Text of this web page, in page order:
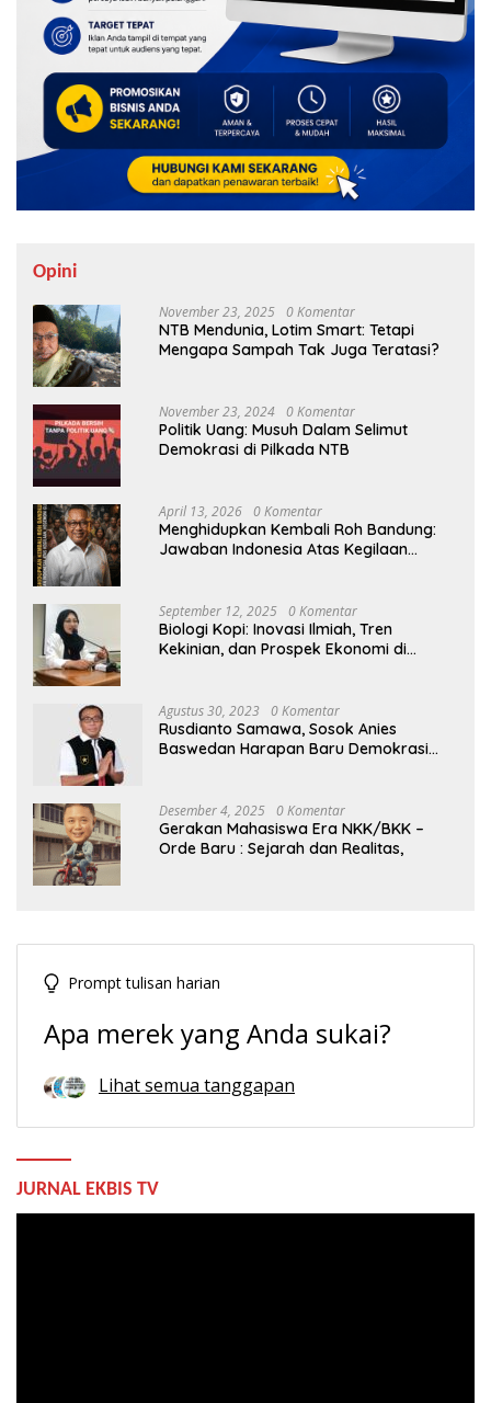
Opini
November 23, 2025 0 Komentar
NTB Mendunia, Lotim Smart: Tetapi
Mengapa Sampah Tak Juga Teratasi?
November 23, 2024 0 Komentar
Politik Uang: Musuh Dalam Selimut
Demokrasi di Pilkada NTB
April 13, 2026 0 Komentar
Menghidupkan Kembali Roh Bandung:
Jawaban Indonesia Atas Kegilaan
September 12, 2025 0 Komentar
Biologi Kopi: Inovasi Ilmiah, Tren
Kekinian, dan Prospek Ekonomi di
Agustus 30, 2023 0 Komentar
Rusdianto Samawa, Sosok Anies
Baswedan Harapan Baru Demokrasi
Desember 4, 2025 0 Komentar
Gerakan Mahasiswa Era NKK/BKK –
Orde Baru : Sejarah dan Realitas,
Prompt tulisan harian
Apa merek yang Anda sukai?
Lihat semua tanggapan
JURNAL EKBIS TV